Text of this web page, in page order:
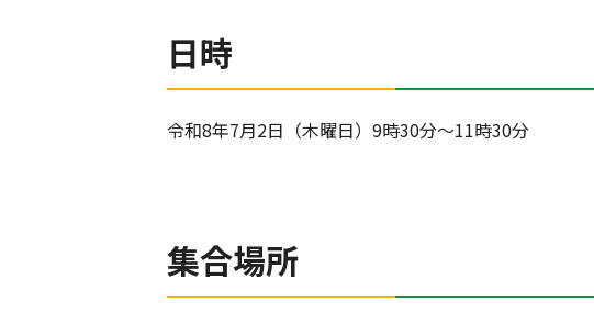
日時
令和8年7月2日（木曜日）9時30分～11時30分
集合場所